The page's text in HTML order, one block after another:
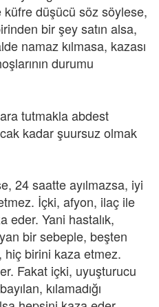
düşücü söz söylese,
bir şey satın alsa,
namaz kılmasa, kazası
durumu
tutmakla abdest
kadar şuursuz olmak
24 saatte ayılmazsa, iyi
İçki, afyon, ilaç ile
eder. Yani hastalık,
bir sebeple, beşten
hiç birini kaza etmez.
Fakat içki, uyuşturucu
kılamadığı